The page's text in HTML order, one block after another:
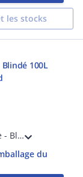
les stocks
100L
Chauffe-eau électrique - Blindé 100L vertical mural standard monophasé - livré avec 1 raccord diélectrique 3/4'
du